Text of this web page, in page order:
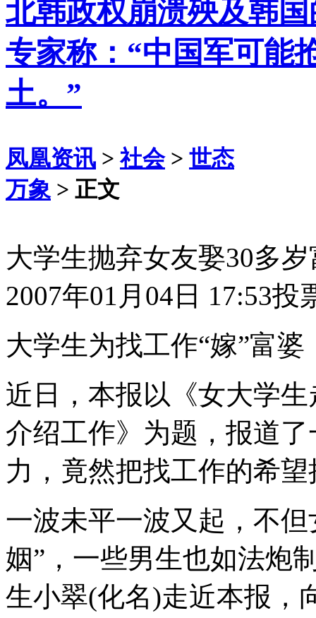
北韩政权崩溃殃及韩
专家称：“中国军可能
土。”
凤凰资讯 >社会> 世态
万象 > 正文
大学生抛弃女友娶30多
2007年01月04日 17:53投
大学生为找工作“嫁”富婆
近日，本报以《女大学
介绍工作》为题，报道
力，竟然把找工作的希望
一波未平一波又起，不
姻”，一些男生也如法炮
生小翠(化名)走近本报，